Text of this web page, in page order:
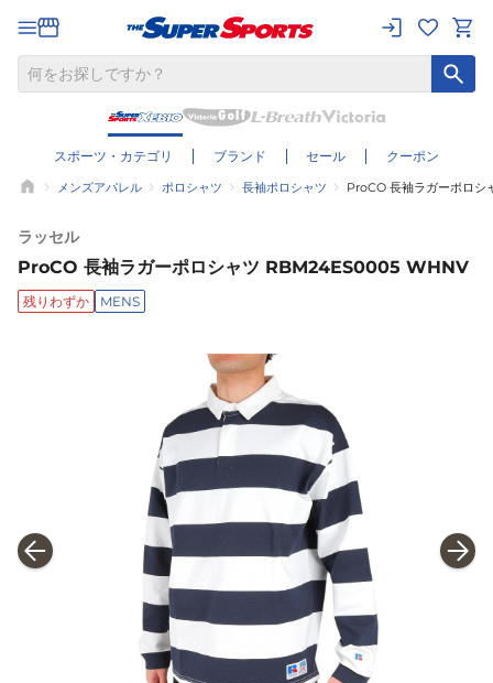
スポーツ・カテゴリ ブランド セール クーポン
メンズアパレル ポロシャツ 長袖ポロシャツ ProCO 長袖ラガーポロ
ラッセル
ProCO 長袖ラガーポロシャツ RBM24ES0005 WHNV
残りわずか MENS